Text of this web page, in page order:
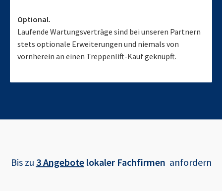
Optional.
Laufende Wartungsverträge sind bei unseren Partnern
stets optionale Erweiterungen und niemals von
vornherein an einen Treppenlift-Kauf geknüpft.
Bis zu 3 Angebotelokaler Fachfirmen anfordern